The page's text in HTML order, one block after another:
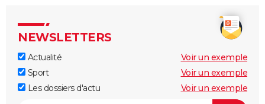
NEWSLETTERS
Actualité
Voir un exemple
Sport
Voir un exemple
Les dossiers d'actu
Voir un exemple